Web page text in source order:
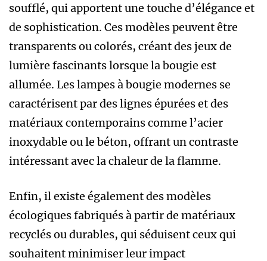
soufflé, qui apportent une touche d’élégance et
de sophistication. Ces modèles peuvent être
transparents ou colorés, créant des jeux de
lumière fascinants lorsque la bougie est
allumée. Les lampes à bougie modernes se
caractérisent par des lignes épurées et des
matériaux contemporains comme l’acier
inoxydable ou le béton, offrant un contraste
intéressant avec la chaleur de la flamme.
Enfin, il existe également des modèles
écologiques fabriqués à partir de matériaux
recyclés ou durables, qui séduisent ceux qui
souhaitent minimiser leur impact